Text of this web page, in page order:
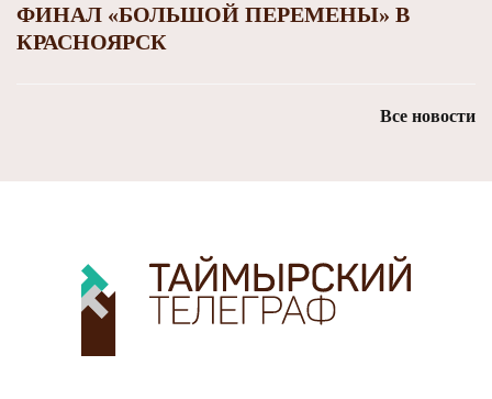
ФИНАЛ «БОЛЬШОЙ ПЕРЕМЕНЫ» В
КРАСНОЯРСК
Все новости